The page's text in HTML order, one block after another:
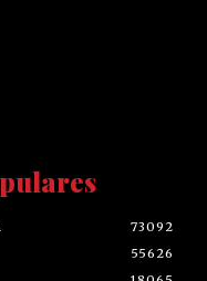
73092
55626